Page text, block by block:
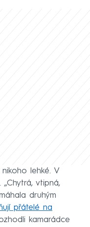
lehké. V
vtipná,
druhým
přátelé na
kamarádce